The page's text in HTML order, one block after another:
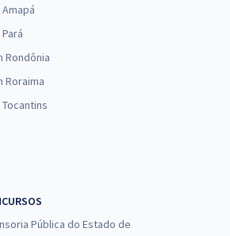
Rondônia
Roraima
Pública do Estado de